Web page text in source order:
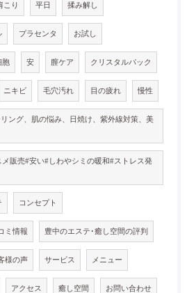
こり 平日 揉み解し
プラセンタ お試し
胞 安 膣ケア クリスタルパック
ニキビ 毛穴汚れ 目の疲れ 慢性
ング、肌の悩み、日焼け、紫外線対策、美
販売#安い#しわやシミの暖和#ストレス発
コンセプト
ミ情報 豊中のエステ･癒し空間の評判
様の声 サービス メニュー
アクセス 癒し空間 お問い合わせ